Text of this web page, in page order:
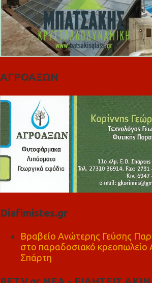
ΑΓΡΟΑΞΩΝ
Diafimistes.gr
Βραβείο Ανώτερης Γεύσης
στο παραδοσιακό
Σπάρτη